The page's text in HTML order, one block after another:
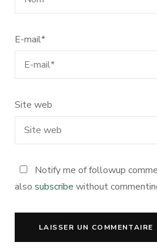
E-mail*
Site web
Notify me of followup
also subscribe without